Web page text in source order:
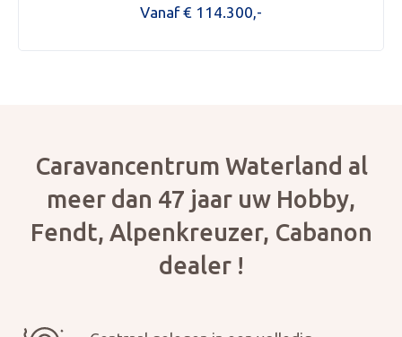
Vanaf € 114.300,-
Caravancentrum Waterland al
meer dan 47 jaar uw Hobby,
Fendt, Alpenkreuzer, Cabanon
dealer !